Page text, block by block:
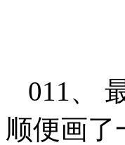
011、
顺便画了